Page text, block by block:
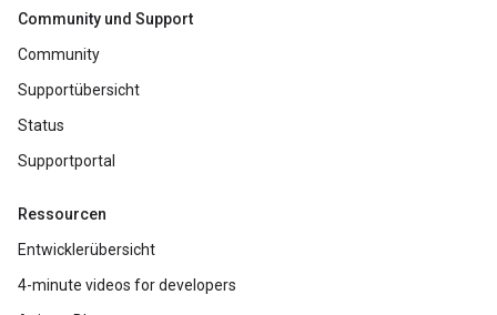
Community und Support
Community
Supportübersicht
Status
Supportportal
Ressourcen
Entwicklerübersicht
4-minute videos for developers